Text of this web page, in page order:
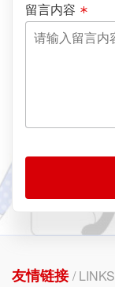
留言内容
友情链接/ LINKS